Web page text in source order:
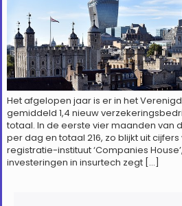
Het afgelopen jaar is er in het
gemiddeld 1,4 nieuw
totaal. In de eerste vier maanden van
per dag en totaal 216, zo blijkt uit
registratie-instituut ‘Companies
investeringen in insurtech zegt […]